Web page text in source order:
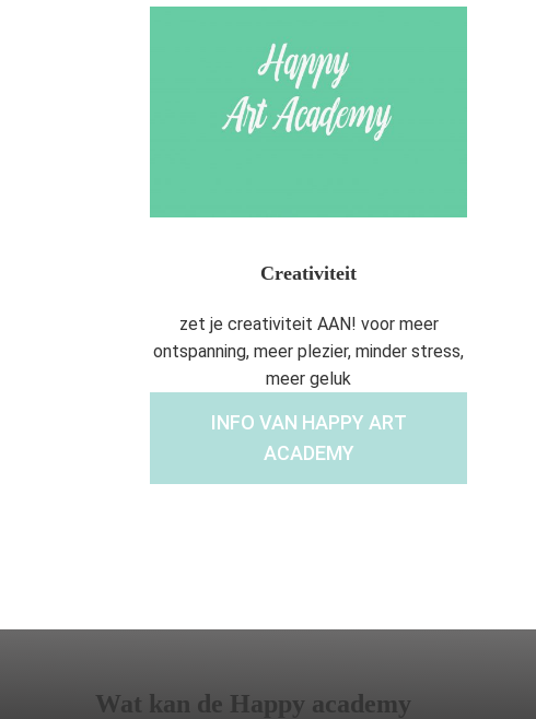
Creativiteit
zet je creativiteit AAN! voor meer
ontspanning, meer plezier, minder stress,
meer geluk
INFO VAN HAPPY ART
ACADEMY
Wat kan de Happy academy